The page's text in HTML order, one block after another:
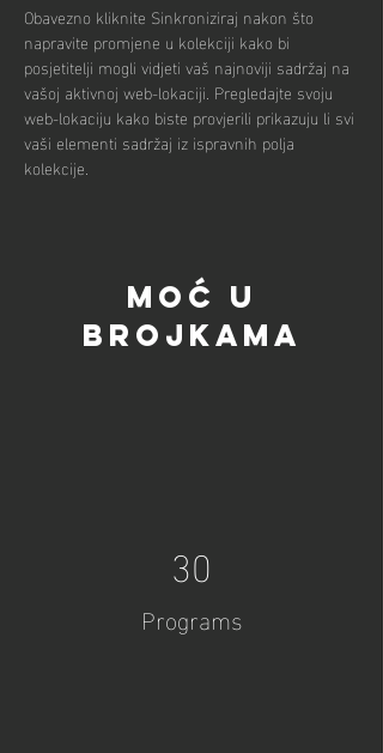
Obavezno kliknite Sinkroniziraj nakon što
napravite promjene u kolekciji kako bi
posjetitelji mogli vidjeti vaš najnoviji sadržaj na
vašoj aktivnoj web-lokaciji. Pregledajte svoju
web-lokaciju kako biste provjerili prikazuju li svi
vaši elementi sadržaj iz ispravnih polja
kolekcije.
Moć u
brojkama
30
Programs